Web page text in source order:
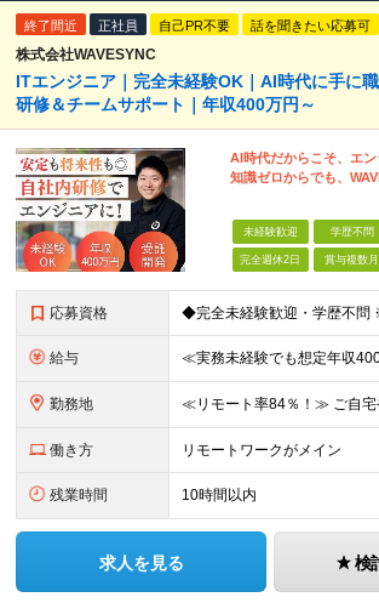
終了間近 正社員 自己PR不要 話を聞きたい応募可
株式会社WAVESYNC
ITエンジニア｜完全未経験OK｜AI時代に手に
研修＆チームサポート｜年収400万円～
AI時代だからこそ、エン
知識ゼロからでも、
未経験歓迎 学歴不問
完全週休2日 賞与複数月
応募資格
給与
勤務地
働き方 リモートワークがメイン
残業時間 10時間以内
求人を見る 検